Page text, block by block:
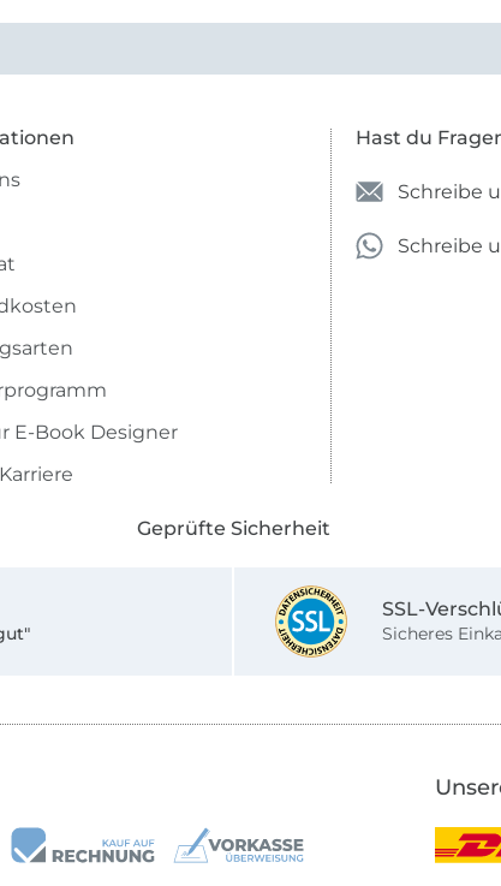
empfehlen.
E-Book Designer
Hast du
Schreibe
Schreibe
Geprüfte Sicherheit
SSL-
Sicheres